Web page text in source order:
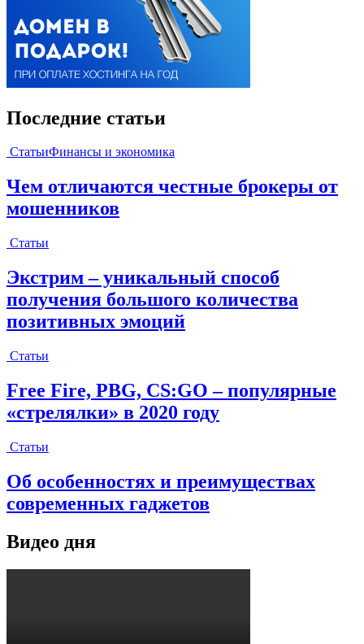
Последние статьи
СтатьиФинансы и экономика
Чем отличаются честные брокеры от
мошенников
Статьи
Экстрим – уникальный способ
получения большого количества
позитивных эмоций
Статьи
Free Fire, PBG, CS:GO – популярные
«стрелялки» в 2020 году
Статьи
Об особенностях и преимуществах
современных гаджетов
Видео дня